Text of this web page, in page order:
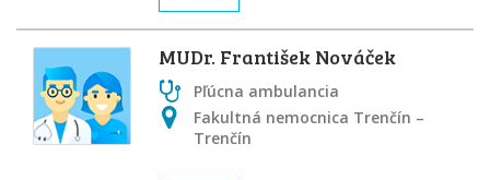
MUDr. František Nováček
Pľúcna ambulancia
Fakultná nemocnica Trenčín –
Trenčín